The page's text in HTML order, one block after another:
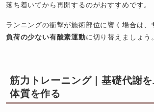
落ち着いてから再開するのがおすすめです。
ランニングの衝撃が施術部位に響く場合は、
負荷の少ない有酸素運動に切り替えましょう。
筋力トレーニング｜基礎代謝
体質を作る